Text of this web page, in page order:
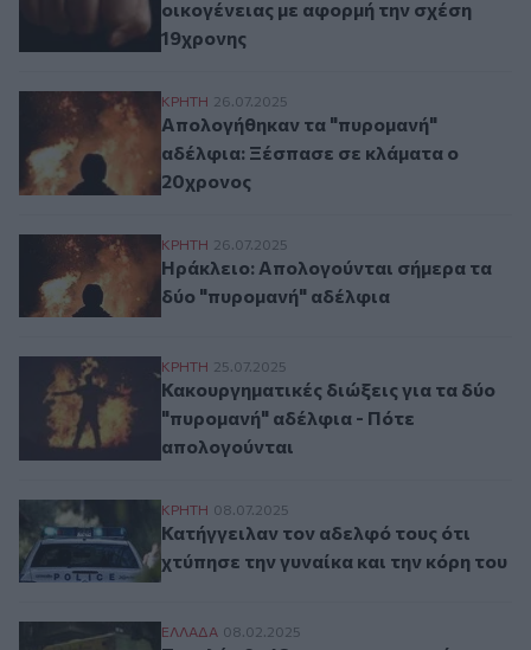
οικογένειας με αφορμή την σχέση
19χρονης
Απολογήθηκαν τα "πυρομανή" αδέλφια:
ΚΡΗΤΗ 26.07.2025
Απολογήθηκαν τα "πυρομανή"
αδέλφια: Ξέσπασε σε κλάματα ο
20χρονος
Ηράκλειο: Απολογούνται σήμερα τα δύο
ΚΡΗΤΗ 26.07.2025
Ηράκλειο: Απολογούνται σήμερα τα
δύο "πυρομανή" αδέλφια
Κακουργηματικές διώξεις για τα δύο
ΚΡΗΤΗ 25.07.2025
Κακουργηματικές διώξεις για τα δύο
"πυρομανή" αδέλφια - Πότε
απολογούνται
Κατήγγειλαν τον αδελφό τους ότι
ΚΡΗΤΗ 08.07.2025
Κατήγγειλαν τον αδελφό τους ότι
χτύπησε την γυναίκα και την κόρη του
Συνελήφθη 16χρονος που μαχαίρωσε τον
ΕΛΛAΔΑ 08.02.2025